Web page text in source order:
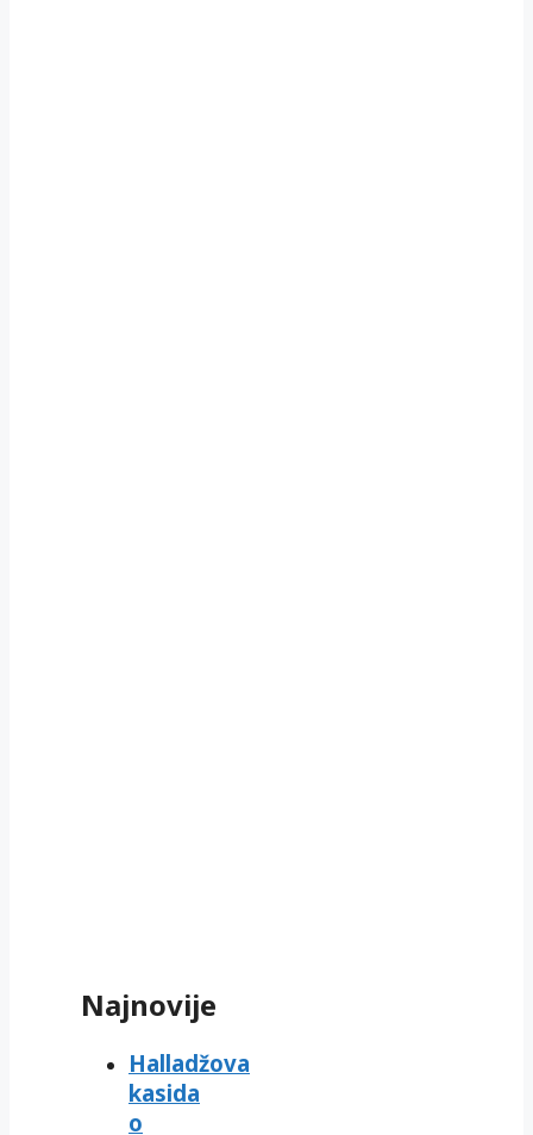
Najnovije
Halladžova
kasida
o